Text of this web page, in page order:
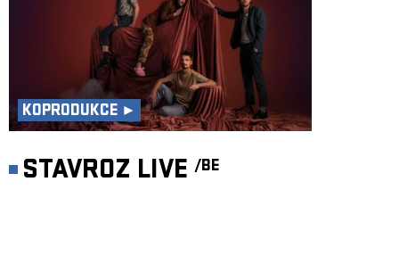
KOPRODUKCE ►
STAVROZ LIVE /BE